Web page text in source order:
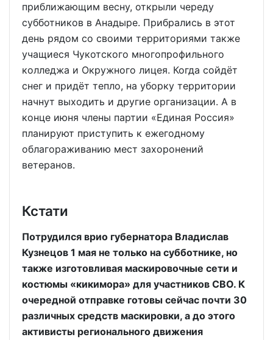
приближающим весну, открыли череду
субботников в Анадыре. Прибрались в этот
день рядом со своими территориями также
учащиеся Чукотского многопрофильного
колледжа и Окружного лицея. Когда сойдёт
снег и придёт тепло, на уборку территории
начнут выходить и другие организации. А в
конце июня члены партии «Единая Россия»
планируют приступить к ежегодному
облагораживанию мест захоронений
ветеранов.
Кстати
Потрудился врио губернатора Владислав
Кузнецов 1 мая не только на субботнике, но
также изготовливая маскировочные сети и
костюмы «кикимора» для участников СВО. К
очередной отправке готовы сейчас почти 30
различных средств маскировки, а до этого
активисты регионального движения